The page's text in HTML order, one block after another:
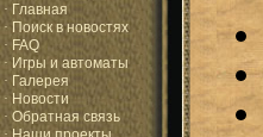
· Главная
· Поиск в новостях
· FAQ
· Игры и автоматы
· Галерея
· Новости
· Обратная связь